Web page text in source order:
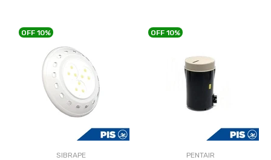
OFF 10%
SIBRAPE
OFF 10%
PENTAIR